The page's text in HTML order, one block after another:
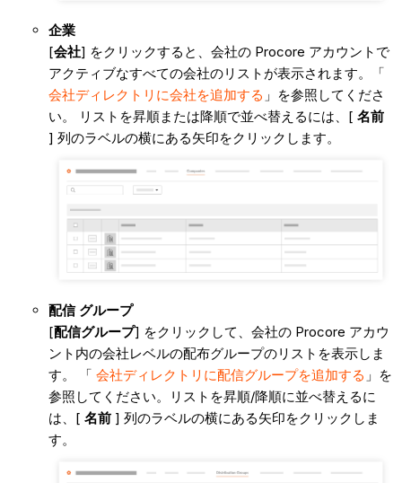
企業
[会社] をクリックすると、会社の Procore アカウントで
アクティブなすべての会社のリストが表示されます。「
会社ディレクトリに会社を追加する 」を参照してくださ
い。 リストを昇順または降順で並べ替えるには、[ 名前
] 列のラベルの横にある矢印をクリックします。
配信 グループ
[配信グループ] をクリックして、会社の Procore アカウ
ント内の会社レベルの配布グループのリストを表示しま
す。 「 会社ディレクトリに配信グループを追加する 」を
参照してください。リストを昇順/降順に並べ替えるに
は、[ 名前] 列のラベルの横にある矢印をクリックしま
す。